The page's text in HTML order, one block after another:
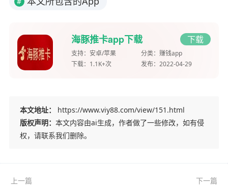
海豚推卡app下载 下载
支持： 安卓/苹果 分类： 赚钱app
下载： 1.1K+次 发布： 2022-04-29
本文地址：
https://www.viy88.com/view/151.html
版权声明： 本文内容由ai生成，作者做了一些修改，如有侵
权，请联系我们删除。
上一篇 下一篇